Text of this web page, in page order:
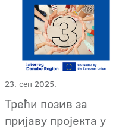
23. сеп 2025.
Трећи позив за
пријаву пројекта у